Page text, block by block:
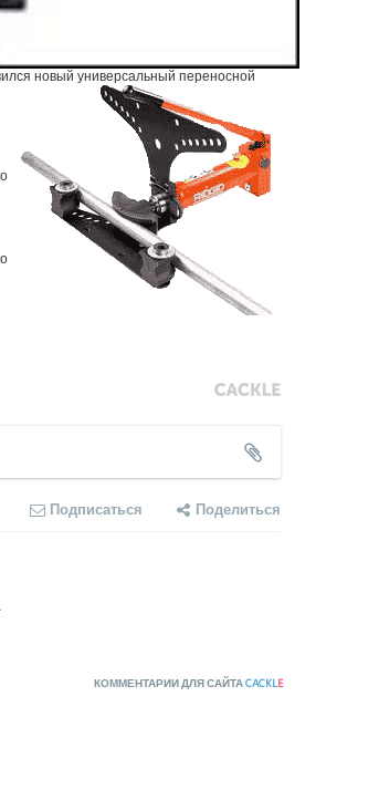
новый универсальный переносной
Подписаться Поделиться
КОММЕНТАРИИ ДЛЯ САЙТАCACKLE